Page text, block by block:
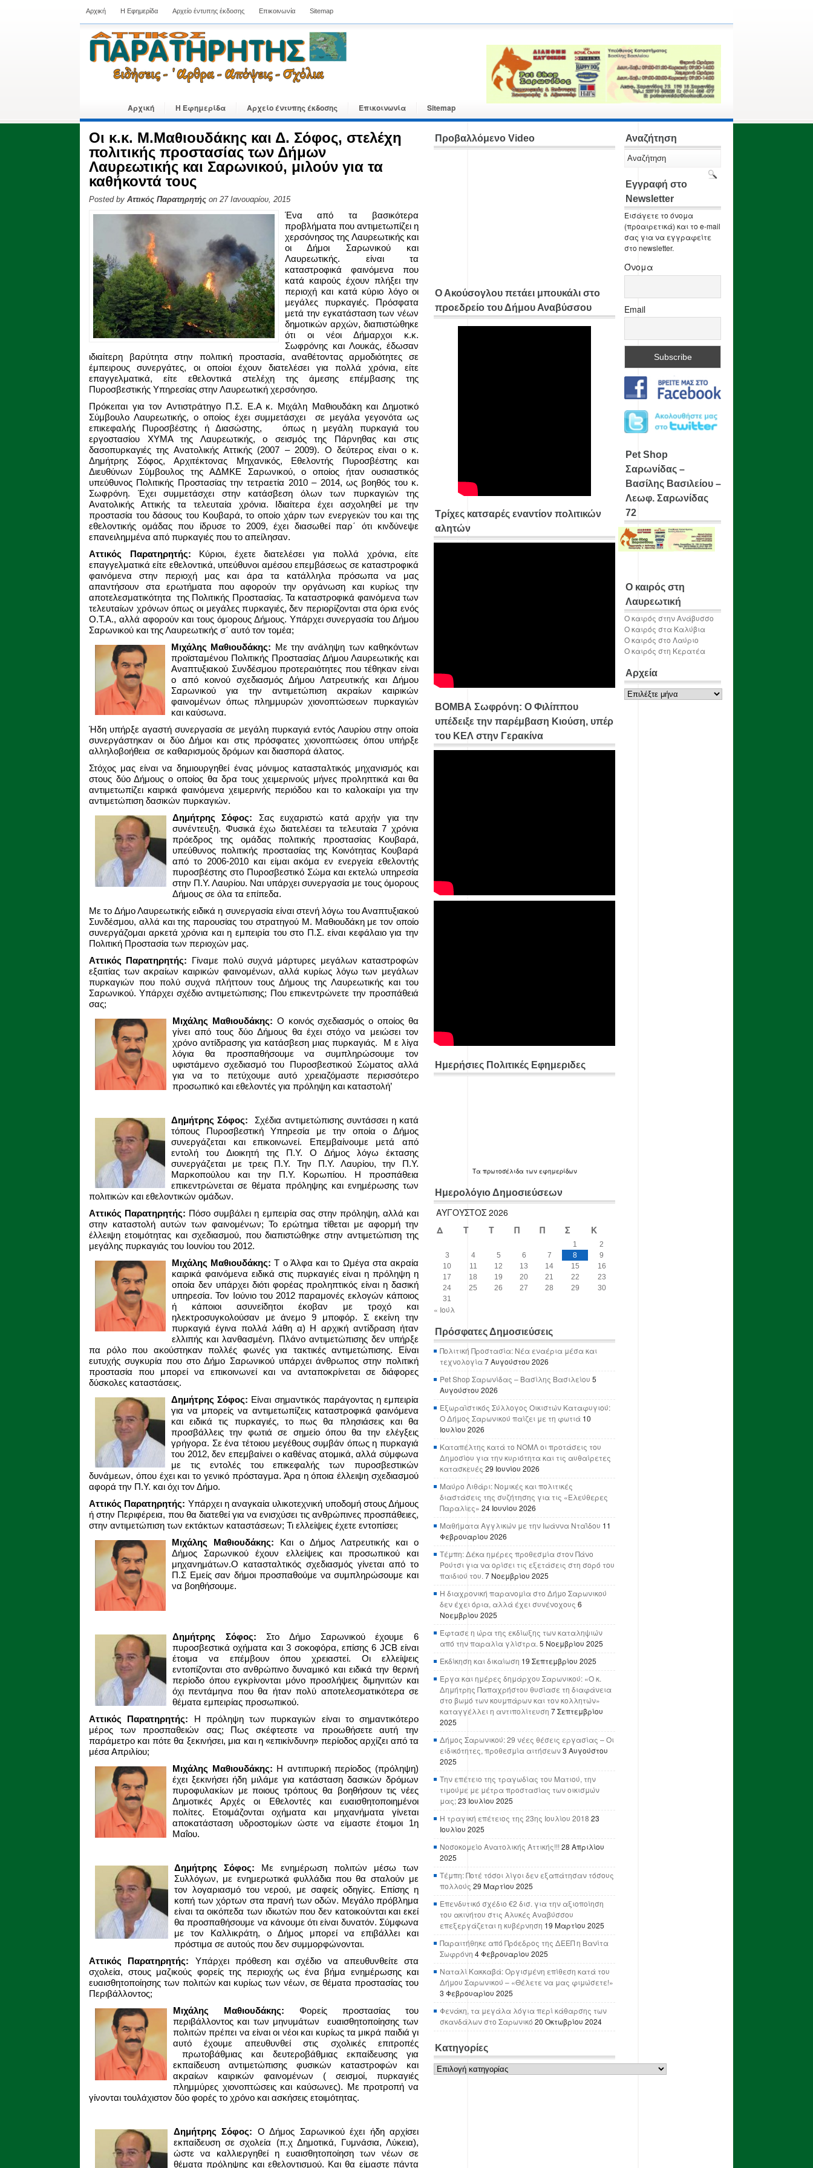
Αρχική Η Εφημερίδα Αρχείο έντυπης έκδοσης Επικοινωνία Sitemap
Αρχική Η Εφημερίδα Αρχείο έντυπης έκδοσης Επικοινωνία Sitemap
Οι κ.κ. Μ.Μαθιουδάκης και Δ. Σόφος, στελέχη
πολιτικής προστασίας των Δήμων
Λαυρεωτικής και Σαρωνικού, μιλούν για τα
καθήκοντά τους
Posted by Αττικός Παρατηρητής on 27 Ιανουαρίου, 2015
Ένα από τα βασικότερα
προβλήματα που αντιμετωπίζει η
χερσόνησος της Λαυρεωτικής και
οι Δήμοι Σαρωνικού και
Λαυρεωτικής. είναι τα
καταστροφικά φαινόμενα που
κατά καιρούς έχουν πλήξει την
περιοχή και κατά κύριο λόγο οι
μεγάλες πυρκαγιές. Πρόσφατα
μετά την εγκατάσταση των νέων
δημοτικών αρχών, διαπιστώθηκε
ότι οι νέοι Δήμαρχοι κ.κ.
Σωφρόνης και Λουκάς, έδωσαν
ιδιαίτερη βαρύτητα στην πολιτική προστασία, αναθέτοντας αρμοδιότητες σε
έμπειρους συνεργάτες, οι οποίοι έχουν διατελέσει για πολλά χρόνια, είτε
επαγγελματικά, είτε εθελοντικά στελέχη της άμεσης επέμβασης της
Πυροσβεστικής Υπηρεσίας στην Λαυρεωτική χερσόνησο.
Πρόκειται για τον Αντιστράτηγο Π.Σ. Ε.Α κ. Μιχάλη Μαθιουδάκη και Δημοτικό
Σύμβουλο Λαυρεωτικής, ο οποίος έχει συμμετάσχει σε μεγάλα γεγονότα ως
επικεφαλής Πυροσβέστης ή Διασώστης, όπως η μεγάλη πυρκαγιά του
εργοστασίου ΧΥΜΑ της Λαυρεωτικής, ο σεισμός της Πάρνηθας και στις
δασοπυρκαγιές της Ανατολικής Αττικής (2007 – 2009). Ο δεύτερος είναι ο κ.
Δημήτρης Σόφος, Αρχιτέκτονας Μηχανικός, Εθελοντής Πυροσβέστης και
Διευθύνων Σύμβουλος της ΑΔΜΚΕ Σαρωνικού, ο οποίος ήταν ουσιαστικός
υπεύθυνος Πολιτικής Προστασίας την τετραετία 2010 – 2014, ως βοηθός του κ.
Σωφρόνη. Έχει συμμετάσχει στην κατάσβεση όλων των πυρκαγιών της
Ανατολικής Αττικής τα τελευταία χρόνια. Ιδιαίτερα έχει ασχοληθεί με την
προστασία του δάσους του Κουβαρά, το οποίο χάριν των ενεργειών του και της
εθελοντικής ομάδας που ίδρυσε το 2009, έχει διασωθεί παρ΄ ότι κινδύνεψε
επανειλημμένα από πυρκαγιές που το απείλησαν.
Αττικός Παρατηρητής: Κύριοι, έχετε διατελέσει για πολλά χρόνια, είτε
επαγγελματικά είτε εθελοντικά, υπεύθυνοι αμέσου επεμβάσεως σε καταστροφικά
φαινόμενα στην περιοχή μας και άρα τα κατάλληλα πρόσωπα να μας
απαντήσουν στα ερωτήματα που αφορούν την οργάνωση και κυρίως την
αποτελεσματικότητα της Πολιτικής Προστασίας. Τα καταστροφικά φαινόμενα των
τελευταίων χρόνων όπως οι μεγάλες πυρκαγιές, δεν περιορίζονται στα όρια ενός
Ο.Τ.Α., αλλά αφορούν και τους όμορους Δήμους. Υπάρχει συνεργασία του Δήμου
Σαρωνικού και της Λαυρεωτικής σ΄ αυτό τον τομέα;
Μιχάλης Μαθιουδάκης: Με την ανάληψη των καθηκόντων
προϊσταμένου Πολιτικής Προστασίας Δήμου Λαυρεωτικής και
Αναπτυξιακού Συνδέσμου προτεραιότητες που τέθηκαν είναι
ο από κοινού σχεδιασμός Δήμου Λατρευτικής και Δήμου
Σαρωνικού για την αντιμετώπιση ακραίων καιρικών
φαινομένων όπως πλημμυρών χιονοπτώσεων πυρκαγιών
και καύσωνα.
Ήδη υπήρξε αγαστή συνεργασία σε μεγάλη πυρκαγιά εντός Λαυρίου στην οποία
συνεργάστηκαν οι δύο Δήμοι και στις πρόσφατες χιονοπτώσεις όπου υπήρξε
αλληλοβοήθεια σε καθαρισμούς δρόμων και διασπορά άλατος.
Στόχος μας είναι να δημιουργηθεί ένας μόνιμος κατασταλτικός μηχανισμός και
στους δύο Δήμους ο οποίος θα δρα τους χειμερινούς μήνες προληπτικά και θα
αντιμετωπίζει καιρικά φαινόμενα χειμερινής περιόδου και το καλοκαίρι για την
αντιμετώπιση δασικών πυρκαγιών.
Δημήτρης Σόφος: Σας ευχαριστώ κατά αρχήν για την
συνέντευξη. Φυσικά έχω διατελέσει τα τελευταία 7 χρόνια
πρόεδρος της ομάδας πολιτικής προστασίας Κουβαρά,
υπεύθυνος πολιτικής προστασίας της Κοινότητας Κουβαρά
από το 2006-2010 και είμαι ακόμα εν ενεργεία εθελοντής
πυροσβέστης στο Πυροσβεστικό Σώμα και εκτελώ υπηρεσία
στην Π.Υ. Λαυρίου. Ναι υπάρχει συνεργασία με τους όμορους
Δήμους σε όλα τα επίπεδα.
Με το Δήμο Λαυρεωτικής ειδικά η συνεργασία είναι στενή λόγω του Αναπτυξιακού
Συνδέσμου, αλλά και της παρουσίας του στρατηγού Μ. Μαθιουδάκη με τον οποίο
συνεργάζομαι αρκετά χρόνια και η εμπειρία του στο Π.Σ. είναι κεφάλαιο για την
Πολιτική Προστασία των περιοχών μας.
Αττικός Παρατηρητής: Γίναμε πολύ συχνά μάρτυρες μεγάλων καταστροφών
εξαιτίας των ακραίων καιρικών φαινομένων, αλλά κυρίως λόγω των μεγάλων
πυρκαγιών που πολύ συχνά πλήττουν τους Δήμους της Λαυρεωτικής και του
Σαρωνικού. Υπάρχει σχέδιο αντιμετώπισης; Που επικεντρώνετε την προσπάθειά
σας;
Μιχάλης Μαθιουδάκης: Ο κοινός σχεδιασμός ο οποίος θα
γίνει από τους δύο Δήμους θα έχει στόχο να μειώσει τον
χρόνο αντίδρασης για κατάσβεση μιας πυρκαγιάς. Μ ε λίγα
λόγια θα προσπαθήσουμε να συμπληρώσουμε τον
υφιστάμενο σχεδιασμό του Πυροσβεστικού Σώματος αλλά
για να το πετύχουμε αυτό χρειαζόμαστε περισσότερο
προσωπικό και εθελοντές για πρόληψη και καταστολή’
Δημήτρης Σόφος: Σχέδια αντιμετώπισης συντάσσει η κατά
τόπους Πυροσβεστική Υπηρεσία με την οποία ο Δήμος
συνεργάζεται και επικοινωνεί. Επεμβαίνουμε μετά από
εντολή του Διοικητή της Π.Υ. Ο Δήμος λόγω έκτασης
συνεργάζεται με τρεις Π.Υ. Την Π.Υ. Λαυρίου, την Π.Υ.
Μαρκοπούλου και την Π.Υ. Κορωπίου. Η προσπάθεια
επικεντρώνεται σε θέματα πρόληψης και ενημέρωσης των
πολιτικών και εθελοντικών ομάδων.
Αττικός Παρατηρητής: Πόσο συμβάλει η εμπειρία σας στην πρόληψη, αλλά και
στην καταστολή αυτών των φαινομένων; Το ερώτημα τίθεται με αφορμή την
έλλειψη ετοιμότητας και σχεδιασμού, που διαπιστώθηκε στην αντιμετώπιση της
μεγάλης πυρκαγιάς του Ιουνίου του 2012.
Μιχάλης Μαθιουδάκης:Τ ο Άλφα και το Ωμέγα στα ακραία
καιρικά φαινόμενα ειδικά στις πυρκαγιές είναι η πρόληψη η
οποία δεν υπάρχει διότι φορέας προληπτικός είναι η δασική
υπηρεσία. Τον Ιούνιο του 2012 παραμονές εκλογών κάποιος
ή κάποιοι ασυνείδητοι έκοβαν με τροχό και
ηλεκτροσυγκολούσαν με άνεμο 9 μποφόρ. Σ εκείνη την
πυρκαγιά έγινα πολλά λάθη α) Η αρχική αντίδραση ήταν
ελλιπής και λανθασμένη. Πλάνο αντιμετώπισης δεν υπήρξε
πα ρόλο που ακούστηκαν πολλές φωνές για τακτικές αντιμετώπισης. Είναι
ευτυχής συγκυρία που στο Δήμο Σαρωνικού υπάρχει άνθρωπος στην πολιτική
προστασία που μπορεί να επικοινωνεί και να ανταποκρίνεται σε διάφορες
δύσκολες καταστάσεις.
Δημήτρης Σόφος: Είναι σημαντικός παράγοντας η εμπειρία
για να μπορείς να αντιμετωπίζεις καταστροφικά φαινόμενα
και ειδικά τις πυρκαγιές, το πως θα πλησιάσεις και θα
προσβάλλεις την φωτιά σε σημείο όπου θα την ελέγξεις
γρήγορα. Σε ένα τέτοιου μεγέθους συμβάν όπως η πυρκαγιά
του 2012, δεν επεμβαίνει ο καθένας ατομικά, αλλά σύμφωνα
με τις εντολές του επικεφαλής των πυροσβεστικών
δυνάμεων, όπου έχει και το γενικό πρόσταγμα. Άρα η όποια έλλειψη σχεδιασμού
αφορά την Π.Υ. και όχι τον Δήμο.
Αττικός Παρατηρητής: Υπάρχει η αναγκαία υλικοτεχνική υποδομή στους Δήμους
ή στην Περιφέρεια, που θα διατεθεί για να ενισχύσει τις ανθρώπινες προσπάθειες,
στην αντιμετώπιση των εκτάκτων καταστάσεων; Τι ελλείψεις έχετε εντοπίσει;
Μιχάλης Μαθιουδάκης: Και ο Δήμος Λατρευτικής και ο
Δήμος Σαρωνικού έχουν ελλείψεις και προσωπικού και
μηχανημάτων.Ο κατασταλτικός σχεδιασμός γίνεται από το
Π.Σ Εμείς σαν δήμοι προσπαθούμε να συμπληρώσουμε και
να βοηθήσουμε.
Δημήτρης Σόφος: Στο Δήμο Σαρωνικού έχουμε 6
πυροσβεστικά οχήματα και 3 σοκοφόρα, επίσης 6 JCB είναι
έτοιμα να επέμβουν όπου χρειαστεί. Οι ελλείψεις
εντοπίζονται στο ανθρώπινο δυναμικό και ειδικά την θερινή
περίοδο όπου εγκρίνονται μόνο προσλήψεις διμηνιτών και
όχι πεντάμηνα που θα ήταν πολύ αποτελεσματικότερα σε
θέματα εμπειρίας προσωπικού.
Αττικός Παρατηρητής: Η πρόληψη των πυρκαγιών είναι το σημαντικότερο
μέρος των προσπαθειών σας; Πως σκέφτεστε να προωθήσετε αυτή την
παράμετρο και πότε θα ξεκινήσει, μια και η «επικίνδυνη» περίοδος αρχίζει από τα
μέσα Απριλίου;
Μιχάλης Μαθιουδάκης: Η αντιπυρική περίοδος (πρόληψη)
έχει ξεκινήσει ήδη μιλάμε για κατάσταση δασικών δρόμων
πυροφυλακίων με ποιους τρόπους θα βοηθήσουν τις νέες
Δημοτικές Αρχές οι Εθελοντές και ευαισθητοποιημένοι
πολίτες. Ετοιμάζονται οχήματα και μηχανήματα γίνεται
αποκατάσταση υδροστομίων ώστε να είμαστε έτοιμοι 1η
Μαΐου.
Δημήτρης Σόφος: Με ενημέρωση πολιτών μέσω των
Συλλόγων, με ενημερωτικά φυλλάδια που θα σταλούν με
τον λογαριασμό του νερού, με σαφείς οδηγίες. Επίσης η
κοπή των χόρτων στα πρανή των οδών. Μεγάλο πρόβλημα
είναι τα οικόπεδα των ιδιωτών που δεν κατοικούνται και εκεί
θα προσπαθήσουμε να κάνουμε ότι είναι δυνατόν. Σύμφωνα
με τον Καλλικράτη, ο Δήμος μπορεί να επιβάλλει και
πρόστιμα σε αυτούς που δεν συμμορφώνονται.
Αττικός Παρατηρητής: Υπάρχει πρόθεση και σχέδιο να απευθυνθείτε στα
σχολεία, στους μαζικούς φορείς της περιοχής ως ένα βήμα ενημέρωσης και
ευαισθητοποίησης των πολιτών και κυρίως των νέων, σε θέματα προστασίας του
Περιβάλλοντος;
Μιχάλης Μαθιουδάκης: Φορείς προστασίας του
περιβάλλοντος και των μηνυμάτων ευαισθητοποίησης των
πολιτών πρέπει να είναι οι νέοι και κυρίως τα μικρά παιδιά γι
αυτό έχουμε απευθυνθεί στις σχολικές επιτροπές
πρωτοβάθμιας και δευτεροβάθμιας εκπαίδευσης για
εκπαίδευση αντιμετώπισης φυσικών καταστροφών και
ακραίων καιρικών φαινομένων ( σεισμοί, πυρκαγιές
πλημμύρες χιονοπτώσεις και καύσωνες). Με προτροπή να
γίνονται τουλάχιστον δύο φορές το χρόνο και ασκήσεις ετοιμότητας.
Δημήτρης Σόφος: Ο Δήμος Σαρωνικού έχει ήδη αρχίσει
εκπαίδευση σε σχολεία (π.χ Δημοτικά, Γυμνάσια, Λύκεια),
ώστε να καλλιεργηθεί η ευαισθητοποίηση των νέων σε
θέματα πρόληψης και εθελοντισμού. Και θα είμαστε πάντα
Προβαλλόμενο Video
Ο Ακούσογλου πετάει μπουκάλι στο
προεδρείο του Δήμου Αναβύσσου
Τρίχες κατσαρές εναντίον πολιτικών
αλητών
ΒΟΜΒΑ Σωφρόνη: Ο Φιλίππου
υπέδειξε την παρέμβαση Κιούση, υπέρ
του ΚΕΛ στην Γερακίνα
Ημερήσιες Πολιτικές Εφημεριδες
Τα πρωτοσέλιδα των εφημερίδων
Ημερολόγιο Δημοσιεύσεων
ΑΎΓΟΥΣΤΟΣ 2026
Δ
Τ Τ Π Π Σ Κ
1
2
3
4 5 6 7 8
9
10
11 12 13 14 15
16
17
18 19 20 21 22
23
24
25 26 27 28 29
30
31
« Ιούλ
Πρόσφατες Δημοσιεύσεις
Πολιτική Προστασία: Νέα εναέρια μέσα και
τεχνολογία7 Αυγούστου 2026
Pet Shop Σαρωνίδας – Βασίλης Βασιλείου 5
Αυγούστου 2026
Εξωραϊστικός Σύλλογος Οικιστών Καταφυγιού:
Ο Δήμος Σαρωνικού παίζει με τη φωτιά 10
Ιουλίου 2026
Καταπέλτης κατά το ΝΟΜΛ οι προτάσεις του
Δημοσίου για την κυριότητα και τις αυθαίρετες
κατασκευές 29 Ιουνίου 2026
Μαύρο Λιθάρι: Νομικές και πολιτικές
διαστάσεις της συζήτησης για τις «Ελεύθερες
Παραλίες» 24 Ιουνίου 2026
Μαθήματα Αγγλικών με την Ιωάννα Νταΐδου 11
Φεβρουαρίου 2026
Τέμπη: Δέκα ημέρες προθεσμία στον Πάνο
Ρούτσι για να ορίσει τις εξετάσεις στη σορό του
παιδιού του. 7 Νοεμβρίου 2025
Η διαχρονική παρανομία στο Δήμο Σαρωνικού
δεν έχει όρια, αλλά έχει συνένοχους 6
Νοεμβρίου 2025
Έφτασε η ώρα της εκδίωξης των καταληψιών
από την παραλία γλίστρα. 5 Νοεμβρίου 2025
Εκδίκηση και δικαίωση 19 Σεπτεμβρίου 2025
Έργα και ημέρες δημάρχου Σαρωνικού: «Ο κ.
Δημήτρης Παπαχρήστου θυσίασε τη διαφάνεια
στο βωμό των κουμπάρων και τον κολλητών»
καταγγέλλει η αντιπολίτευση 7 Σεπτεμβρίου
2025
Δήμος Σαρωνικού: 29 νέες θέσεις εργασίας – Οι
ειδικότητες, προθεσμία αιτήσεων3 Αυγούστου
2025
Την επέτειο της τραγωδίας του Ματιού, την
τιμούμε με μέτρα προστασίας των οικισμών
μας;23 Ιουλίου 2025
Η τραγική επέτειος της 23ης Ιουλίου 2018 23
Ιουλίου 2025
Νοσοκομείο Ανατολικής Αττικής!!! 28 Απριλίου
2025
Τέμπη: Ποτέ τόσοι λίγοι δεν εξαπάτησαν τόσους
πολλούς 29 Μαρτίου 2025
Επενδυτικό σχέδιο €2 δισ. για την αξιοποίηση
του ακινήτου στις Αλυκές Αναβύσσου
επεξεργάζεται η κυβέρνηση 19 Μαρτίου 2025
Παραιτήθηκε από Πρόεδρος της ΔΕΕΠ η Βανίτα
Σωφρόνη 4 Φεβρουαρίου 2025
Ναταλί Κακκαβά: Οργισμένη επίθεση κατά του
Δήμου Σαρωνικού – «Θέλετε να μας φιμώσετε!»
3 Φεβρουαρίου 2025
Φενάκη, τα μεγάλα λόγια περί κάθαρσης των
σκανδάλων στο Σαρωνικό 20 Οκτωβρίου 2024
Κατηγορίες
Κατηγορίες
Αναζήτηση
Εγγραφή στο
Newsletter
Εισάγετε το όνομα
(προαιρετικά) και το e-mail
σας για να εγγραφείτε
στο newsletter.
Όνομα
Email
Pet Shop
Σαρωνίδας –
Βασίλης Βασιλείου –
Λεωφ. Σαρωνίδας
72
Ο καιρός στη
Λαυρεωτική
Ο καιρός στην Ανάβυσσο
Ο καιρός στα Καλύβια
Ο καιρός στο Λαύριο
Ο καιρός στη Κερατέα
Αρχεία
Αρχεία